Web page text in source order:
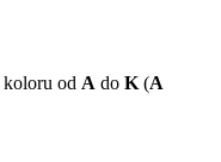
koloru od A do K(A